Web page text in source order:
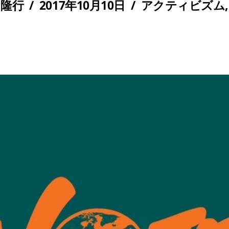
行 / 2017年10月10日 / アクティビズム